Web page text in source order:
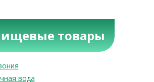
товары
вода